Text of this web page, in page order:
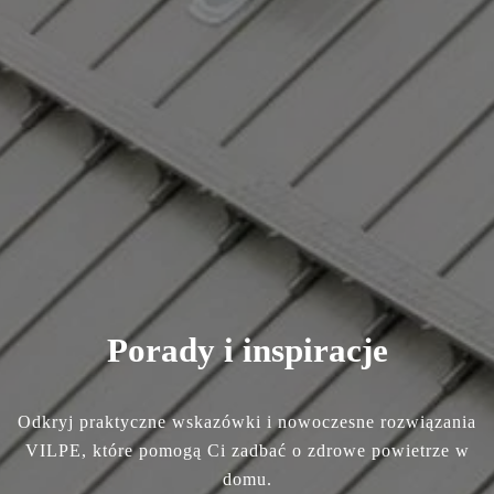
Porady i inspiracje
Odkryj praktyczne wskazówki i nowoczesne rozwiązania
VILPE, które pomogą Ci zadbać o zdrowe powietrze w
domu.